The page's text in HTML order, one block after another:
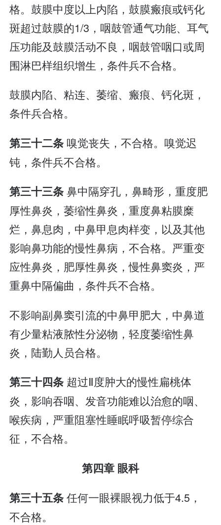
格。鼓膜中度以上内陷，鼓膜瘢痕或钙化
斑超过鼓膜的1/3，咽鼓管通气功能、耳气
压功能及鼓膜活动不良，咽鼓管咽口或周
围淋巴样组织增生，条件兵不合格。
鼓膜内陷、粘连、萎缩、瘢痕、钙化斑，
条件兵合格。
第三十二条 嗅觉丧失，不合格。嗅觉迟
钝，条件兵不合格。
第三十三条鼻中隔穿孔，鼻畸形，重度肥
厚性鼻炎，萎缩性鼻炎，重度鼻粘膜糜
烂，鼻息肉，中鼻甲息肉样变，以及其他
影响鼻功能的慢性鼻病，不合格。严重变
应性鼻炎，肥厚性鼻炎，慢性鼻窦炎，严
重鼻中隔偏曲，条件兵不合格。
不影响副鼻窦引流的中鼻甲肥大，中鼻道
有少量粘液脓性分泌物，轻度萎缩性鼻
炎，陆勤人员合格。
第三十四条 超过Ⅱ度肿大的慢性扁桃体
炎，影响吞咽、发音功能难以治愈的咽、
喉疾病，严重阻塞性睡眠呼吸暂停综合
征，不合格。
第四章 眼科
第三十五条任何一眼裸眼视力低于4.5，
不合格。